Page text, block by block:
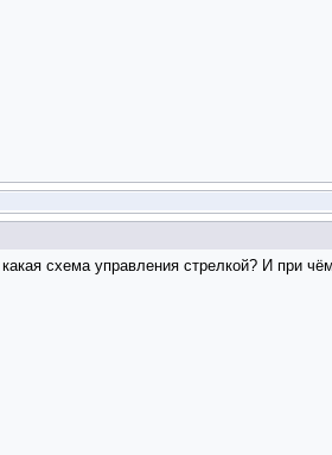
схема управления стрелкой? И при